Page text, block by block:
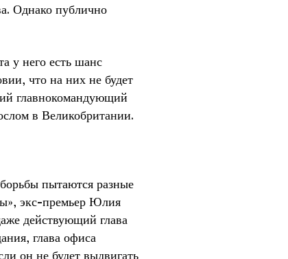
Однако публично
у него есть шанс
что на них не будет
главнокомандующий
в Великобритании.
пытаются разные
экс-премьер Юлия
действующий глава
глава офиса
он не будет выдвигать